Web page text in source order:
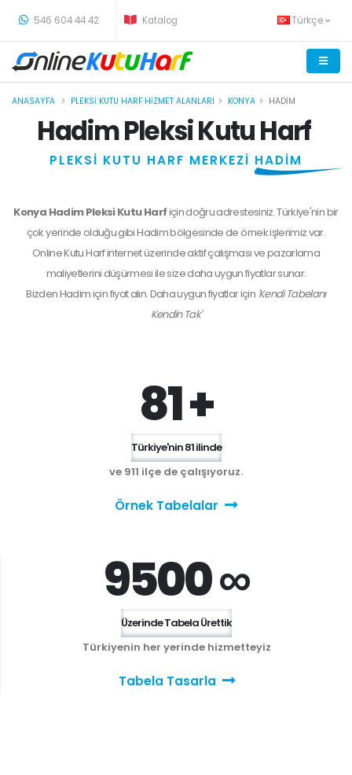
546 604 44 42 Katalog Türkçe
ANASAYFA PLEKSI KUTU HARF HIZMET ALANLARI KONYA HADIM
Hadim Pleksi Kutu Harf
PLEKSİ KUTU HARF MERKEZİ HADİM
Konya Hadim Pleksi Kutu Harfiçin doğru adrestesiniz. Türkiye'nin bir
çok yerinde olduğu gibi Hadim bölgesinde de örnek işlerimiz var.
Online Kutu Harf internet üzerinde aktif çalışması ve pazarlama
maliyetlerini düşürmesi ile size daha uygun fiyatlar sunar.
BizdenHadimiçin fiyat alın. Daha uygun fiyatlar için 'Kendi Tabelanı
Kendin Tak'
81 +
Türkiye'nin 81 ilinde
ve 911 ilçe de çalışıyoruz.
Örnek Tabelalar
9500 ∞
Üzerinde Tabela Ürettik
Türkiyenin her yerinde hizmetteyiz
Tabela Tasarla